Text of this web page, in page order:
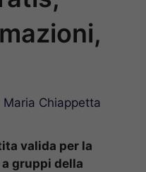
Maria Chiappetta
valida per la
gruppi della